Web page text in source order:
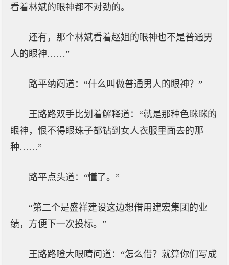
看着林斌的眼神都不对劲的。
还有，那个林斌看着赵姐的眼神也不是普通男
人的眼神……”
路平纳闷道：“什么叫做普通男人的眼神？”
王路路双手比划着解释道：“就是那种色眯眯的
眼神，恨不得眼珠子都钻到女人衣服里面去的那
种……”
路平点头道：“懂了。”
“第二个是盛祥建设这边想借用建宏集团的业
绩，方便下一次投标。”
王路路瞪大眼睛问道：“怎么借？就算你们写成